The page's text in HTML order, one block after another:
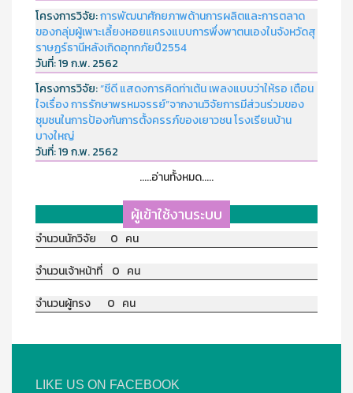
โครงการวิจัย:การพัฒนาศักยภาพด้านการผลิตและการตลาด
ของกลุ่มผู้เพาะเลี้ยงหอยแครงแบบการพึ่งพาตนเองในจังหวัดสุ
ราษฏร์ธานีหลังเกิดอุทกภัยปี2554
วันที่:19 ก.พ. 2562
โครงการวิจัย:“ซีดี แสดงการคิดท่าเต้น เพลงแบบว่าให้รอ เตือน
ใจเรื่อง การรักษาพรหมจรรย์”จากงานวิจัยการมีส่วนร่วมของ
ชุมชนในการป้องกันการตั้งครรภ์ของเยาวชน โรงเรียนบ้าน
บางใหญ่
วันที่:19 ก.พ. 2562
.....อ่านทั้งหมด.....
ผู้เข้าใช้งานระบบ
จำนวนนักวิจัย 0 คน
จำนวนเจ้าหน้าที่ 0 คน
จำนวนผู้ทรง 0 คน
LIKE US ON FACEBOOK